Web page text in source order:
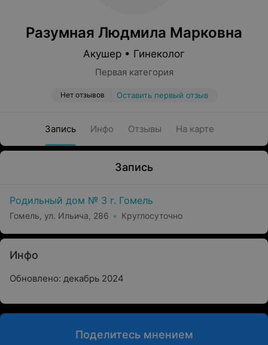
Разумная Людмила Марковна
Акушер • Гинеколог
Первая категория
Нет отзывов Оставить первый отзыв
Запись Инфо Отзывы На карте
Запись
Родильный дом № 3 г. Гомель
Гомель, ул. Ильича, 286 Круглосуточно
Инфо
Обновлено: декабрь 2024
Поделитесь мнением